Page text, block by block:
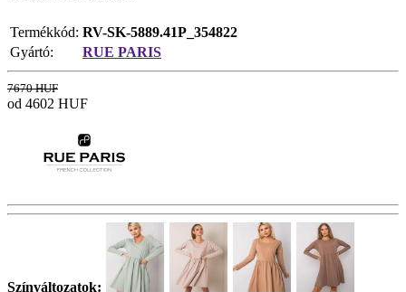
Termékkód: RV-SK-5889.41P_354822
Gyártó:
RUE PARIS
7670 HUF
od 4602 HUF
Színváltozatok: